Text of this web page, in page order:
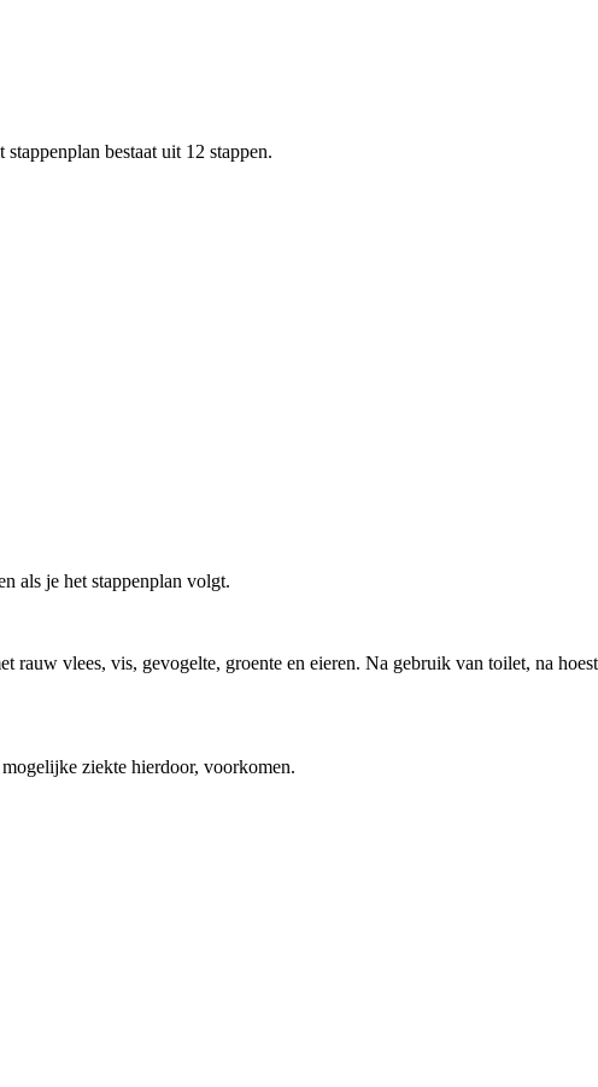
bestaat uit 12 stappen.
als je het stappenplan volgt.
rauw vlees, vis, gevogelte, groente en eieren. Na gebruik van toilet, na
ziekte hierdoor, voorkomen.